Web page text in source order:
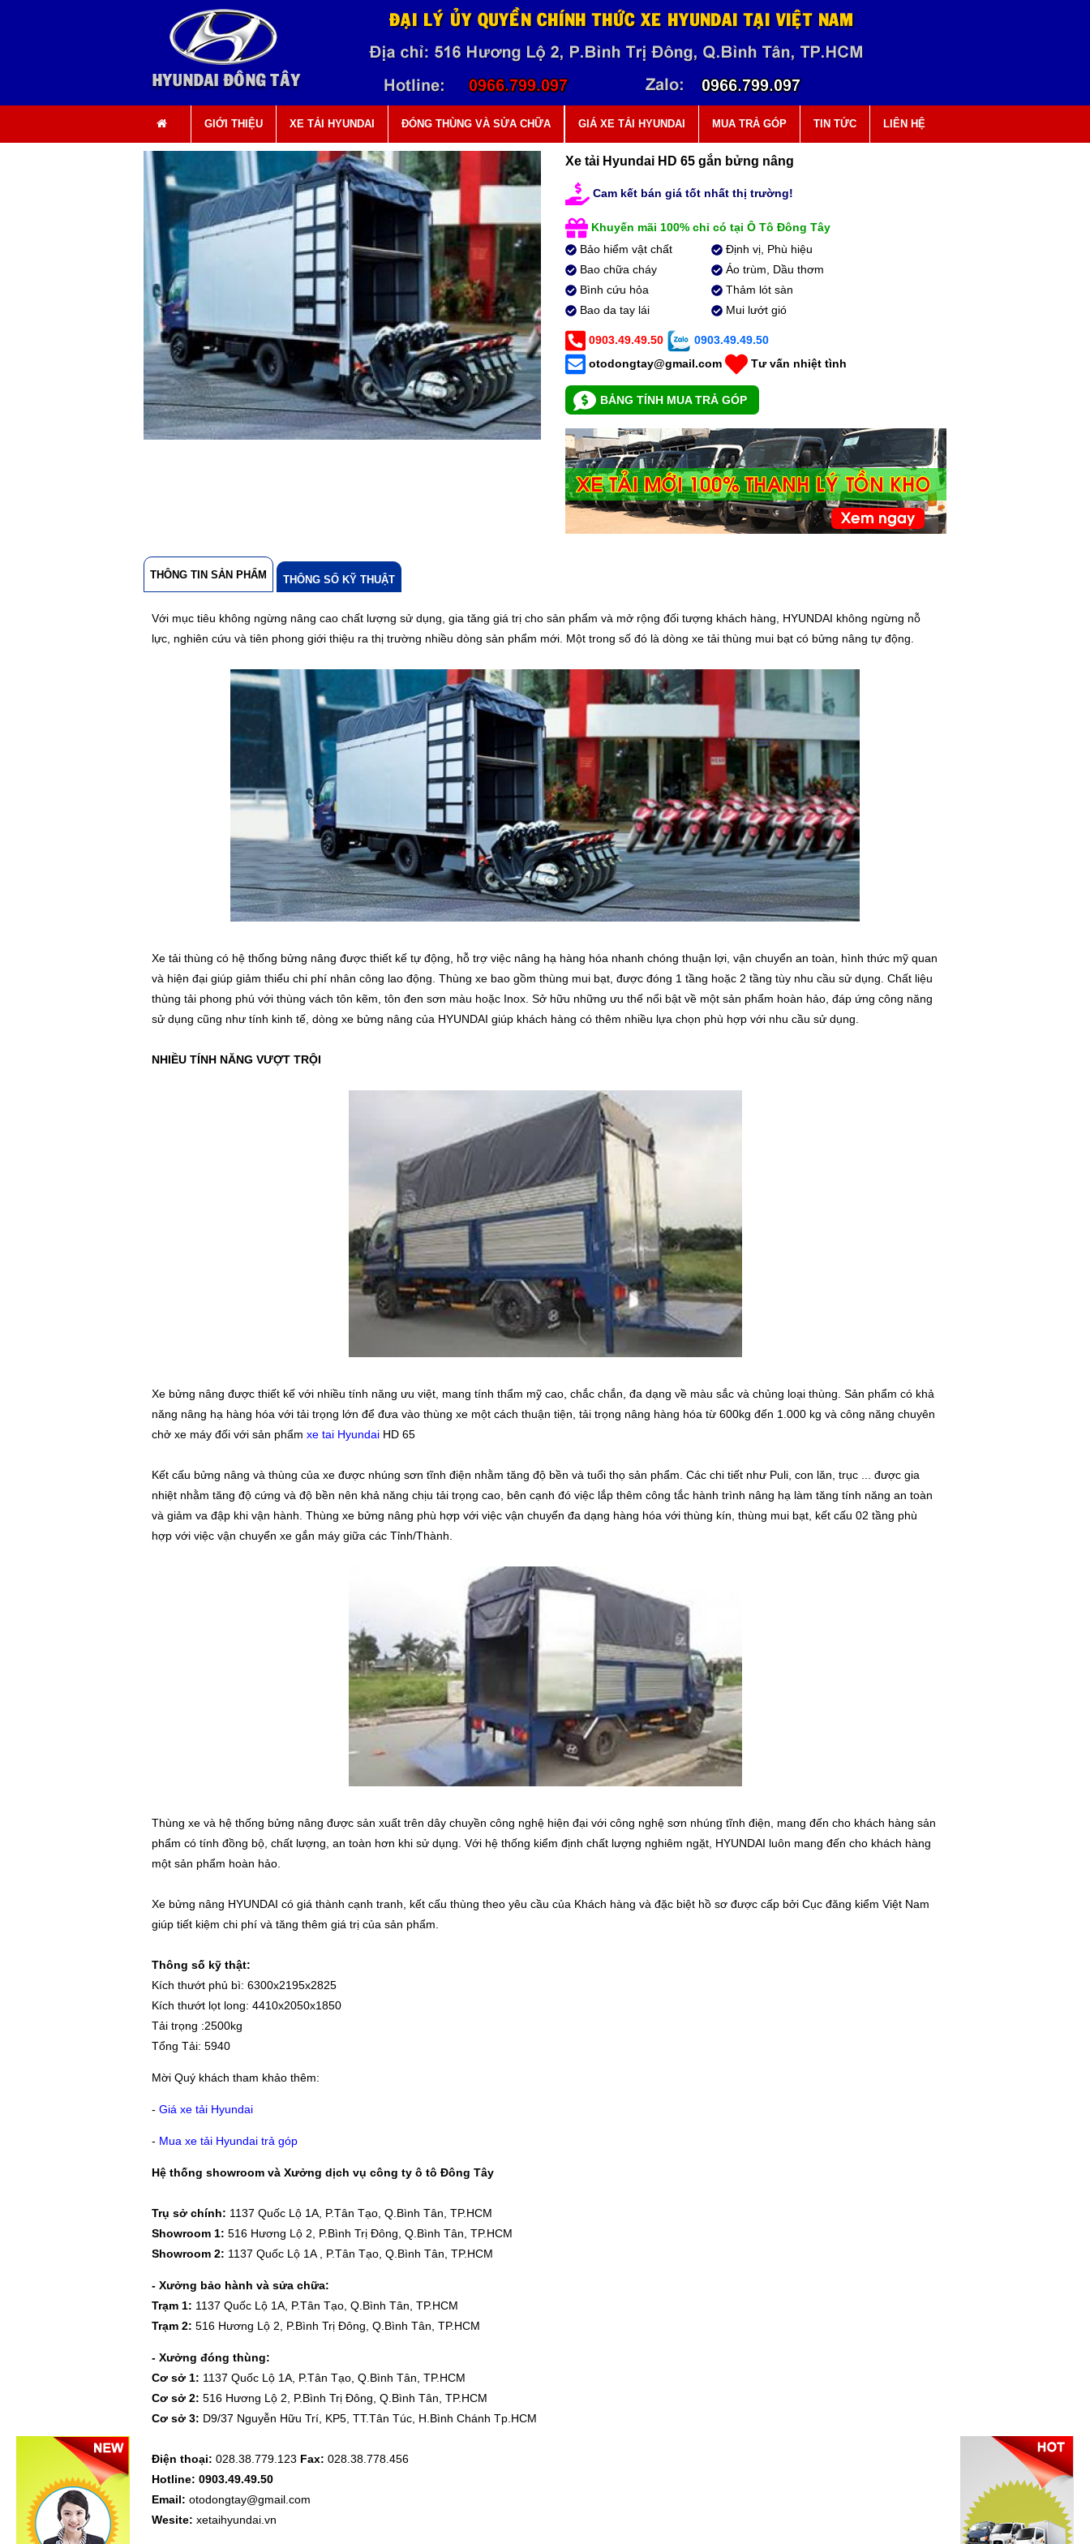
GIỚI THIỆU
XE TẢI HYUNDAI ĐÓNG THÙNG VÀ SỬA CHỮA GIÁ XE TẢI HYUNDAI MUA TRẢ GÓP TIN TỨC LIÊN HỆ
Xe tải Hyundai HD 65 gắn bửng nâng
Cam kết bán giá tốt nhất thị trường!
Khuyến mãi 100% chỉ có tại Ô Tô Đông Tây
Bảo hiểm vật chất
Bao chữa cháy
Bình cứu hỏa
Bao da tay lái
Định vị, Phù hiệu
Áo trùm, Dầu thơm
Thảm lót sàn
Mui lướt gió
0903.49.49.50
0903.49.49.50
otodongtay@gmail.com
Tư vấn nhiệt tình
BẢNG TÍNH MUA TRẢ GÓP
THÔNG TIN SẢN PHẨM THÔNG SỐ KỸ THUẬT
Với mục tiêu không ngừng nâng cao chất lượng sử dụng, gia tăng giá trị cho sản phẩm và mở rộng đối tượng khách hàng, HYUNDAI không ngừng nỗ
lực, nghiên cứu và tiên phong giới thiệu ra thị trường nhiều dòng sản phẩm mới. Một trong số đó là dòng xe tải thùng mui bạt có bửng nâng tự động.
Xe tải thùng có hệ thống bửng nâng được thiết kế tự động, hỗ trợ việc nâng hạ hàng hóa nhanh chóng thuận lợi, vận chuyển an toàn, hình thức mỹ quan
và hiện đại giúp giảm thiểu chi phí nhân công lao động. Thùng xe bao gồm thùng mui bạt, được đóng 1 tầng hoặc 2 tầng tùy nhu cầu sử dụng. Chất liệu
thùng tải phong phú với thùng vách tôn kẽm, tôn đen sơn màu hoặc Inox. Sở hữu những ưu thế nổi bật về một sản phẩm hoàn hảo, đáp ứng công năng
sử dụng cũng như tính kinh tế, dòng xe bửng nâng của HYUNDAI giúp khách hàng có thêm nhiều lựa chọn phù hợp với nhu cầu sử dụng.
NHIỀU TÍNH NĂNG VƯỢT TRỘI
Xe bửng nâng được thiết kế với nhiều tính năng ưu việt, mang tính thẩm mỹ cao, chắc chắn, đa dạng về màu sắc và chủng loại thùng. Sản phẩm có khả
năng nâng hạ hàng hóa với tải trọng lớn để đưa vào thùng xe một cách thuận tiện, tải trọng nâng hàng hóa từ 600kg đến 1.000 kg và công năng chuyên
chở xe máy đối với sản phẩm xe tai Hyundai HD 65
Kết cấu bửng nâng và thùng của xe được nhúng sơn tĩnh điện nhằm tăng độ bền và tuổi thọ sản phẩm. Các chi tiết như Puli, con lăn, trục ... được gia
nhiệt nhằm tăng độ cứng và độ bền nên khả năng chịu tải trọng cao, bên cạnh đó việc lắp thêm công tắc hành trình nâng hạ làm tăng tính năng an toàn
và giảm va đập khi vận hành. Thùng xe bửng nâng phù hợp với việc vận chuyển đa dạng hàng hóa với thùng kín, thùng mui bạt, kết cấu 02 tầng phù
hợp với việc vận chuyển xe gắn máy giữa các Tỉnh/Thành.
Thùng xe và hệ thống bửng nâng được sản xuất trên dây chuyền công nghệ hiện đại với công nghệ sơn nhúng tĩnh điện, mang đến cho khách hàng sản
phẩm có tính đồng bộ, chất lượng, an toàn hơn khi sử dụng. Với hệ thống kiểm định chất lượng nghiêm ngặt, HYUNDAI luôn mang đến cho khách hàng
một sản phẩm hoàn hảo.
Xe bửng nâng HYUNDAI có giá thành cạnh tranh, kết cấu thùng theo yêu cầu của Khách hàng và đặc biệt hồ sơ được cấp bởi Cục đăng kiểm Việt Nam
giúp tiết kiệm chi phí và tăng thêm giá trị của sản phẩm.
Thông số kỹ thật:
Kích thướt phủ bì: 6300x2195x2825
Kích thướt lọt long: 4410x2050x1850
Tải trọng :2500kg
Tổng Tải: 5940
Mời Quý khách tham khảo thêm:
- Giá xe tải Hyundai
- Mua xe tải Hyundai trả góp
Hệ thống showroom và Xưởng dịch vụ công ty ô tô Đông Tây
Trụ sở chính: 1137 Quốc Lộ 1A, P.Tân Tạo, Q.Bình Tân, TP.HCM
Showroom 1: 516 Hương Lộ 2, P.Bình Trị Đông, Q.Bình Tân, TP.HCM
Showroom 2: 1137 Quốc Lộ 1A , P.Tân Tạo, Q.Bình Tân, TP.HCM
- Xưởng bảo hành và sửa chữa:
Trạm 1: 1137 Quốc Lộ 1A, P.Tân Tạo, Q.Bình Tân, TP.HCM
Trạm 2: 516 Hương Lộ 2, P.Bình Trị Đông, Q.Bình Tân, TP.HCM
- Xưởng đóng thùng:
Cơ sở 1: 1137 Quốc Lộ 1A, P.Tân Tạo, Q.Bình Tân, TP.HCM
Cơ sở 2: 516 Hương Lộ 2, P.Bình Trị Đông, Q.Bình Tân, TP.HCM
Cơ sở 3: D9/37 Nguyễn Hữu Trí, KP5, TT.Tân Túc, H.Bình Chánh Tp.HCM
Điện thoại: 028.38.779.123 Fax: 028.38.778.456
Hotline: 0903.49.49.50
Email: otodongtay@gmail.com
Wesite: xetaihyundai.vn